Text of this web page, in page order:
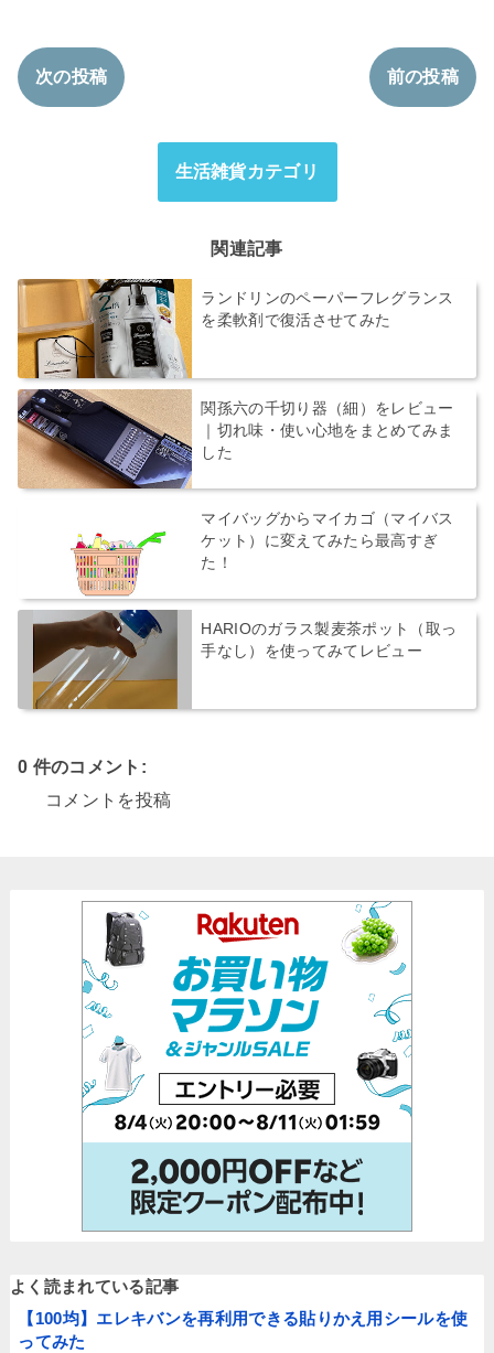
次の投稿 前の投稿
生活雑貨カテゴリ
関連記事
ランドリンのペーパーフレグランス
を柔軟剤で復活させてみた
関孫六の千切り器（細）をレビュー
｜切れ味・使い心地をまとめてみま
した
マイバッグからマイカゴ（マイバス
ケット）に変えてみたら最高すぎ
た！
HARIOのガラス製麦茶ポット（取っ
手なし）を使ってみてレビュー
0 件のコメント:
コメントを投稿
よく読まれている記事
【100均】エレキバンを再利用できる貼りかえ用シールを使
ってみた